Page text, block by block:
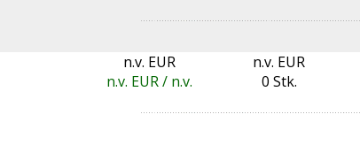
n.v. EUR
n.v. EUR / n.v.
n.v. EUR
0 Stk.